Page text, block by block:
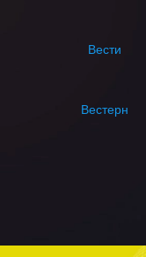
Вести
Вестерн